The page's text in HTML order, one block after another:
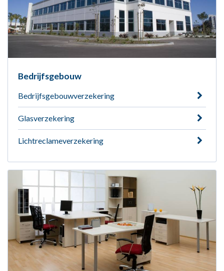
Bedrijfsgebouw
Bedrijfsgebouwverzekering
Glasverzekering
Lichtreclameverzekering